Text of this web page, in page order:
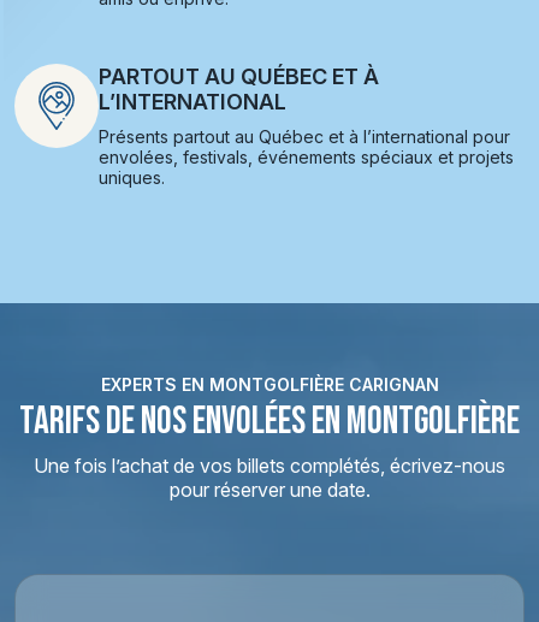
PARTOUT AU QUÉBEC ET À
L’INTERNATIONAL
Présents partout au Québec et à l’international pour
envolées, festivals, événements spéciaux et projets
uniques.
EXPERTS EN MONTGOLFIÈRE CARIGNAN
TARIFS DE NOS ENVOLÉES EN MONTGOLFIÈRE
Une fois l’achat de vos billets complétés, écrivez-nous
pour réserver une date.